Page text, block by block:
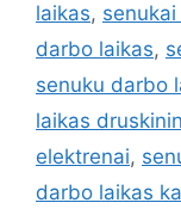
laikas,
darbo laikas,
senuku darbo
laikas
elektrenai,
darbo laikas